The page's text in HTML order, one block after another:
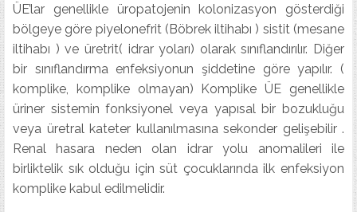
ÜE’lar genellikle üropatojenin kolonizasyon gösterdiği
bölgeye göre piyelonefrit (Böbrek iltihabı ) sistit (mesane
iltihabı ) ve üretrit( idrar yoları) olarak sınıflandırılır. Diğer
bir sınıflandırma enfeksiyonun şiddetine göre yapılır. (
komplike, komplike olmayan) Komplike ÜE genellikle
üriner sistemin fonksiyonel veya yapısal bir bozukluğu
veya üretral kateter kullanılmasına sekonder gelişebilir .
Renal hasara neden olan idrar yolu anomalileri ile
birliktelik sık olduğu için süt çocuklarında ilk enfeksiyon
komplike kabul edilmelidir.